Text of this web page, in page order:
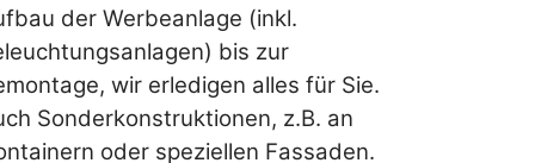
der Werbeanlage (inkl.
bis zur
wir erledigen alles für Sie.
Sonderkonstruktionen, z.B. an
oder speziellen Fassaden.